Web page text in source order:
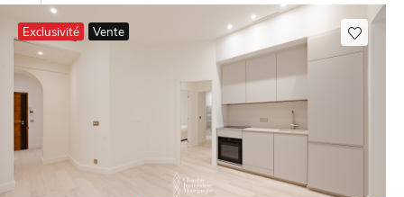
Exclusivité Vente